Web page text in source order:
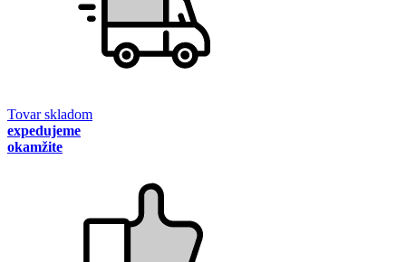
Tovar skladom
expedujeme
okamžite